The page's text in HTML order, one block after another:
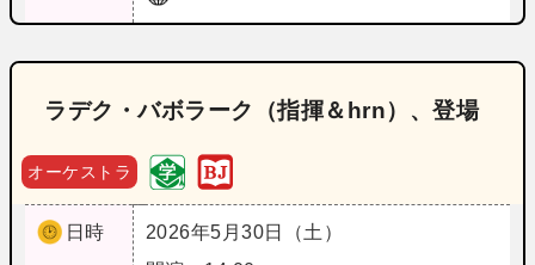
ラデク・バボラーク（指揮＆hrn）、登場
オーケストラ
日時
2026年5月30日（土）